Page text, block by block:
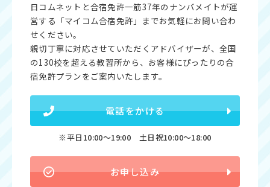
日コムネットと合宿免許一筋37年のナンバメイトが運
営する「マイコム合宿免許」までお気軽にお問い合わ
せください。
親切丁寧に対応させていただくアドバイザーが、全国
の130校を超える教習所から、お客様にぴったりの合
宿免許プランをご案内いたします。
電話をかける
※平日10:00〜19:00 土日祝10:00〜18:00
お申し込み